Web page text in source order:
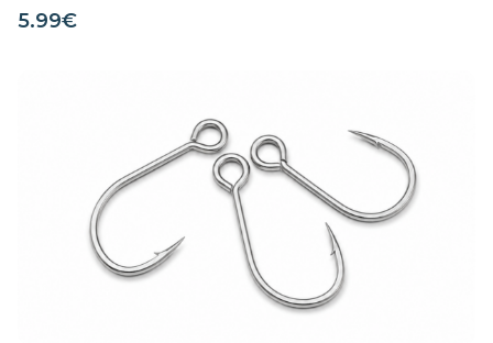
5.99€